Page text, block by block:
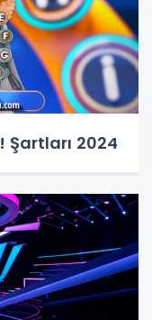
Şartları 2024